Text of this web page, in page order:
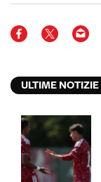
ULTIME NOTIZIE